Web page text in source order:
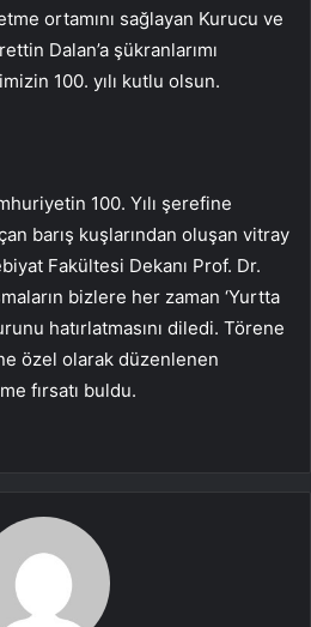
ortamını sağlayan Kurucu ve
Dalan’a şükranlarımı
100. yılı kutlu olsun.
100. Yılı şerefine
barış kuşlarından oluşan vitray
Fakültesi Dekanı Prof. Dr.
bizlere her zaman ‘Yurtta
hatırlatmasını diledi. Törene
özel olarak düzenlenen
fırsatı buldu.